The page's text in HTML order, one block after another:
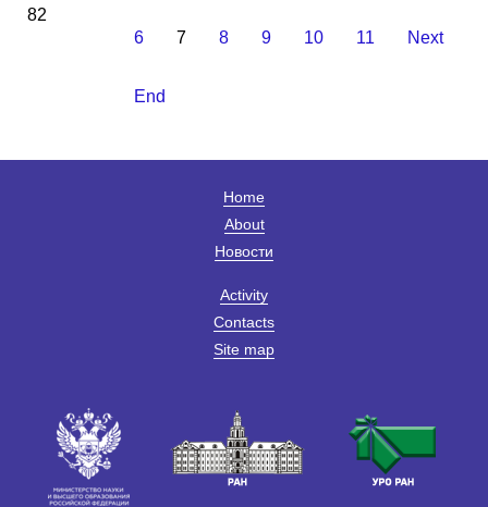
82
6 7 8 9 10 11 Next
End
Home
About
Новости
Activity
Contacts
Site map